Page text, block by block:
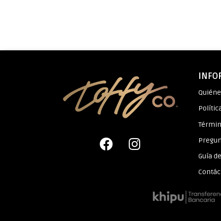
Guía